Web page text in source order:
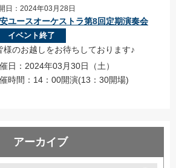
日：2024年03月28日
ユースオーケストラ第8回定期演奏会
イベント終了
様のお越しをお待ちしております♪
日：2024年03月30日（土）
時間：14：00開演(13：30開場)
アーカイブ